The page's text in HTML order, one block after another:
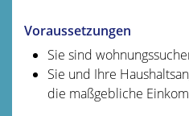
Voraussetzungen
Sie sind
Sie und Ihre
die maßgebliche